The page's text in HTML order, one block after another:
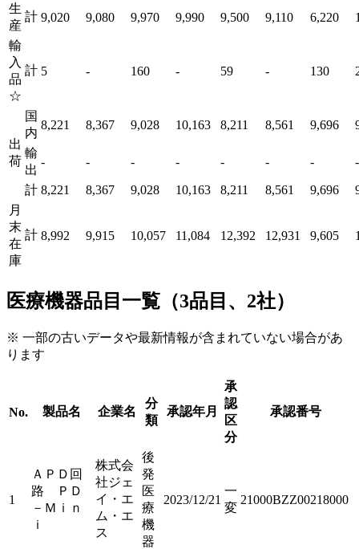
生
産
計 9,020 9,080 9,970 9,990 9,500 9,110 6,220
輸
入
品
☆
計 5 - 160 - 59 - 130
出
荷
国
内
8,221 8,367 9,028 10,163 8,211 8,561 9,696
輸
出
- - - - - - - -
計 8,221 8,367 9,028 10,163 8,211 8,561 9,696
月
末
在
庫
計 8,992 9,915 10,057 11,084 12,392 12,931 9,605
医療機器品目一覧（3品目、2社）
※ 一部の古いデータや最新情報が含まれていない場合があ
ります
No. 製品名 企業名
分
類
承認年月
承
認
区
分
承認番号
1
ＡＰＤ回
路 ＰＤ
－Ｍｉｎ
ｉ
株式会
社ジェ
イ・エ
ム・エ
ス
後
発
医
療
機
器
2023/12/21
一
変
21000BZZ00218000